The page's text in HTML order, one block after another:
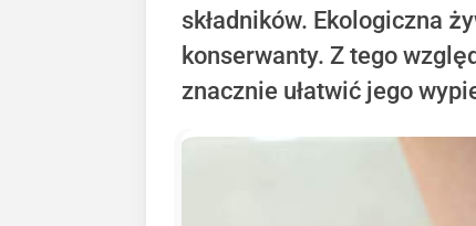
składników. Ekologiczna
konserwanty. Z tego
znacznie ułatwić jego